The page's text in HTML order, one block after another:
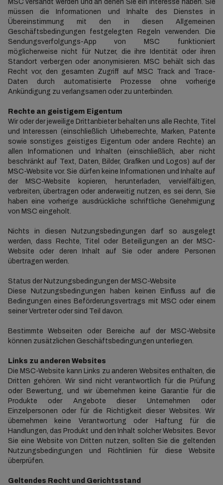
MSC versandt werden und an denen Sie ein Interesse haben. Sie
müssen die Informationen und Inhalte des Dienstes in
Übereinstimmung mit den in diesen Allgemeinen
Geschäftsbedingungen festgelegten Regeln verwenden. Die
Sendungsverfolgungs-App von MSC funktioniert
möglicherweise nicht für Nutzer, die ihre Identität oder ihren
Standort verbergen oder anonymisieren. MSC behält sich das
Recht vor, den gesamten Zugriff auf MSC Track and Trace-
Daten durch automatisierte Prozesse ohne vorherige
Ankündigung zu verlangsamen oder zu unterbinden.
Rechte an geistigem Eigentum
Wir oder der jeweilige Drittanbieter behalten uns alle Rechte, Titel
und Interessen (einschließlich Urheberrechte, Marken, Patente
sowie sonstiges geistiges Eigentum oder andere Rechte) an
allen Informationen und Inhalten (einschließlich, aber nicht
beschränkt auf Text, Daten, Bilder, Grafiken und Logos) auf der
MSC-Website vor. Sie dürfen keine Informationen und Inhalte auf
der MSC-Website kopieren, herunterladen, vervielfältigen,
verbreiten, übertragen oder anderweitig nutzen, es sei denn, Sie
haben eine vorherige ausdrückliche schriftliche Genehmigung
von MSC eingeholt.
Nichts in diesen Nutzungsbedingungen darf so ausgelegt
werden, dass Rechte, Titel oder Beteiligungen an der MSC-
Website oder deren Inhalt auf Sie oder andere Personen
übertragen werden.
Status der Nutzungsbedingungen der MSC-Website
Diese Nutzungsbedingungen haben keinen Einfluss auf die
Bedingungen eines Beförderungsvertrags mit MSC oder einem
seiner Vertreter oder sind Teil davon.
Bestimmte Webseiten oder Bereiche auf der MSC-Website
können zusätzlichen Geschäftsbedingungen unterliegen.
Links zu anderen Websites
Die MSC-Website kann Links zu anderen Websites enthalten, die
Dritten gehören. Wir sind nicht verantwortlich für die Prüfung
oder Bewertung, und wir übernehmen keine Garantie für die
Produkte oder Angebote dieser Unternehmen oder
Einzelpersonen oder für die Richtigkeit dieser Websites. Wir
übernehmen keine Verantwortung oder Haftung für die
Handlungen, das Produkt und den Inhalt solcher Websites. Bevor
Sie eine Website von Dritten nutzen, sollten Sie die geltenden
Nutzungsbedingungen und Richtlinien für diese Website
überprüfen.
Geltendes Recht und Gerichtsstand